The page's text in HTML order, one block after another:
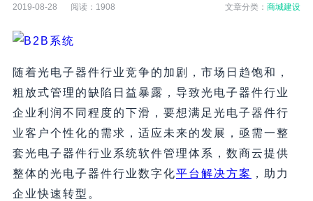
2019-08-28 阅读： 1908 文章分类：商城建设
随着光电子器件行业竞争的加剧，市场日趋饱和，
粗放式管理的缺陷日益暴露，导致光电子器件行业
企业利润不同程度的下滑，要想满足光电子器件行
业客户个性化的需求，适应未来的发展，亟需一整
套光电子器件行业系统软件管理体系，数商云提供
整体的光电子器件行业数字化平台解决方案 ，助力
企业快速转型。